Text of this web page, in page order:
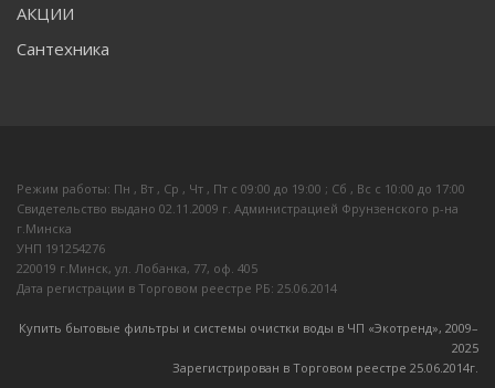
АКЦИИ
Сантехника
Режим работы: Пн , Вт , Ср , Чт , Пт c 09:00 до 19:00 ; Сб , Вс c 10:00 до 17:00
Свидетельство выдано 02.11.2009 г. Администрацией Фрунзенского р-на
г.Минска
УНП 191254276
220019 г.Минск, ул. Лобанка, 77, оф. 405
Дата регистрации в Торговом реестре РБ: 25.06.2014
Купить бытовые фильтры и системы очистки воды в ЧП «Экотренд», 2009–
2025
Зарегистрирован в Торговом реестре 25.06.2014г.